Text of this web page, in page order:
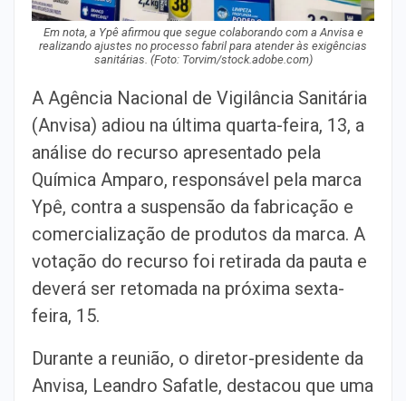
Em nota, a Ypê afirmou que segue colaborando com a Anvisa e
realizando ajustes no processo fabril para atender às exigências
sanitárias. (Foto: Torvim/stock.adobe.com)
A Agência Nacional de Vigilância Sanitária
(Anvisa) adiou na última quarta-feira, 13, a
análise do recurso apresentado pela
Química Amparo, responsável pela marca
Ypê, contra a suspensão da fabricação e
comercialização de produtos da marca. A
votação do recurso foi retirada da pauta e
deverá ser retomada na próxima sexta-
feira, 15.
Durante a reunião, o diretor-presidente da
Anvisa, Leandro Safatle, destacou que uma